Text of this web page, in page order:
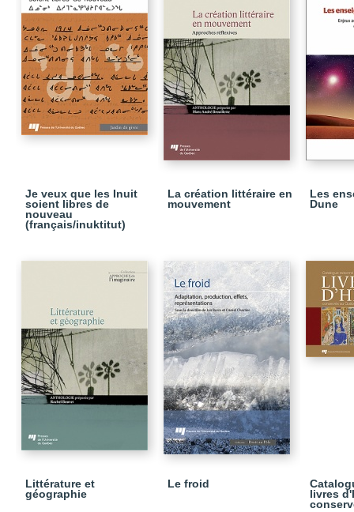
Je veux que les Inuit
soient libres de
nouveau
(français/inuktitut)
La création littéraire en
mouvement
Les
Dune
Littérature et
géographie
Le froid
livres